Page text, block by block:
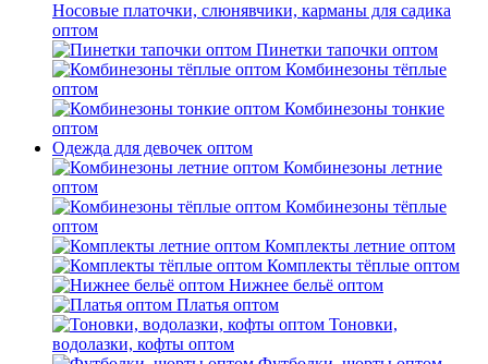
Носовые платочки, слюнявчики, карманы для садика
оптом
Пинетки тапочки оптом
Комбинезоны тёплые
оптом
Комбинезоны тонкие
оптом
Одежда для девочек оптом
Комбинезоны летние
оптом
Комбинезоны тёплые
оптом
Комплекты летние оптом
Комплекты тёплые оптом
Нижнее бельё оптом
Платья оптом
Тоновки,
водолазки, кофты оптом